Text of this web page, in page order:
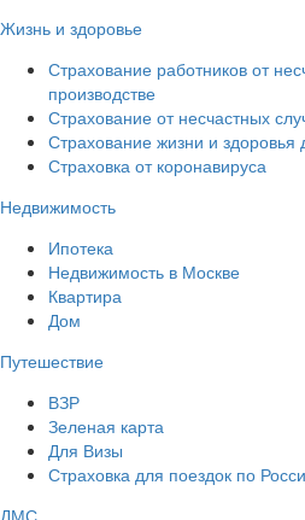
Жизнь и здоровье
Страхование работников от
производстве
Страхование от несчастных
Страхование жизни и здоровья
Страховка от коронавируса
Недвижимость
Ипотека
Недвижимость в Москве
Квартира
Дом
Путешествие
ВЗР
Зеленая карта
Для Визы
Страховка для поездок по
ДМС